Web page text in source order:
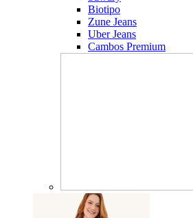
Biotipo
Zune Jeans
Uber Jeans
Cambos Premium